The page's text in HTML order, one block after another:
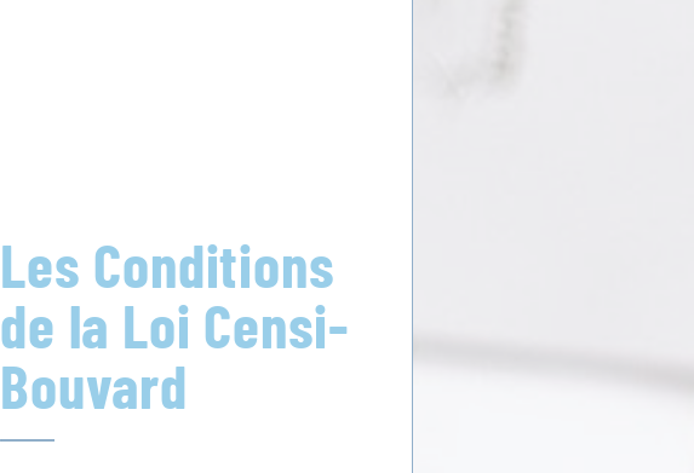
Les Conditions
de la Loi Censi-
Bouvard